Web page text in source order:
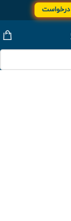
درخواست